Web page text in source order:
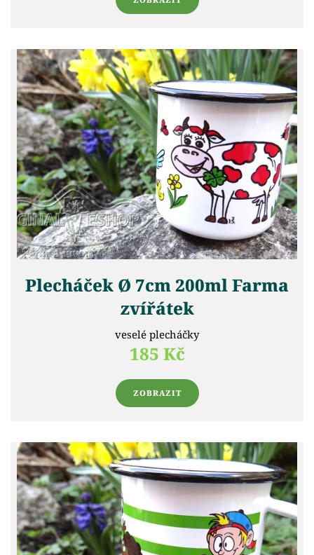
Plecháček Ø 7cm 200ml Farma
zvířátek
veselé plecháčky
185 Kč
ZOBRAZIT